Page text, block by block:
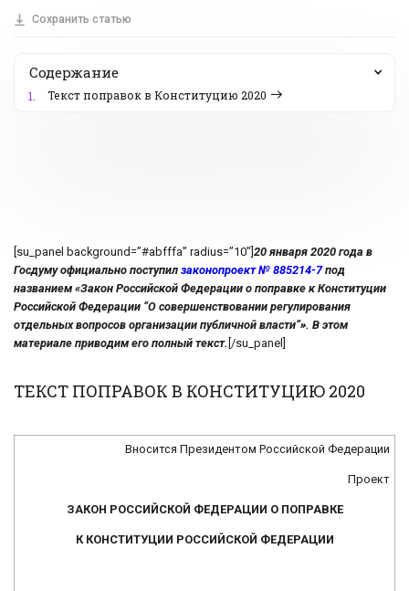
Сохранить статью
Содержание
1. Текст поправок в Конституцию 2020
[su_panel background=”#abfffa” radius=”10″] 20 января 2020 года в
Госдуму официально поступил законопроект № 885214-7под
названием «Закон Российской Федерации о поправке к Конституции
Российской Федерации “О совершенствовании регулирования
отдельных вопросов организации публичной власти”». В этом
материале приводим его полный текст. [/su_panel]
ТЕКСТ ПОПРАВОК В КОНСТИТУЦИЮ 2020
Вносится Президентом Российской Федерации
Проект
ЗАКОН РОССИЙСКОЙ ФЕДЕРАЦИИ О ПОПРАВКЕ
К КОНСТИТУЦИИ РОССИЙСКОЙ ФЕДЕРАЦИИ